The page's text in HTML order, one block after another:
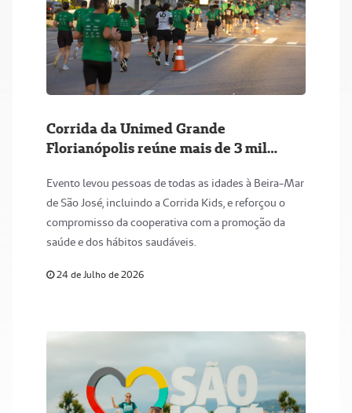
Corrida da Unimed Grande
Florianópolis reúne mais de 3 mil
circuito de Santa Catarina
Evento levou pessoas de todas as idades à Beira-Mar
de São José, incluindo a Corrida Kids, e reforçou o
compromisso da cooperativa com a promoção da
saúde e dos hábitos saudáveis.
24 de Julho de 2026